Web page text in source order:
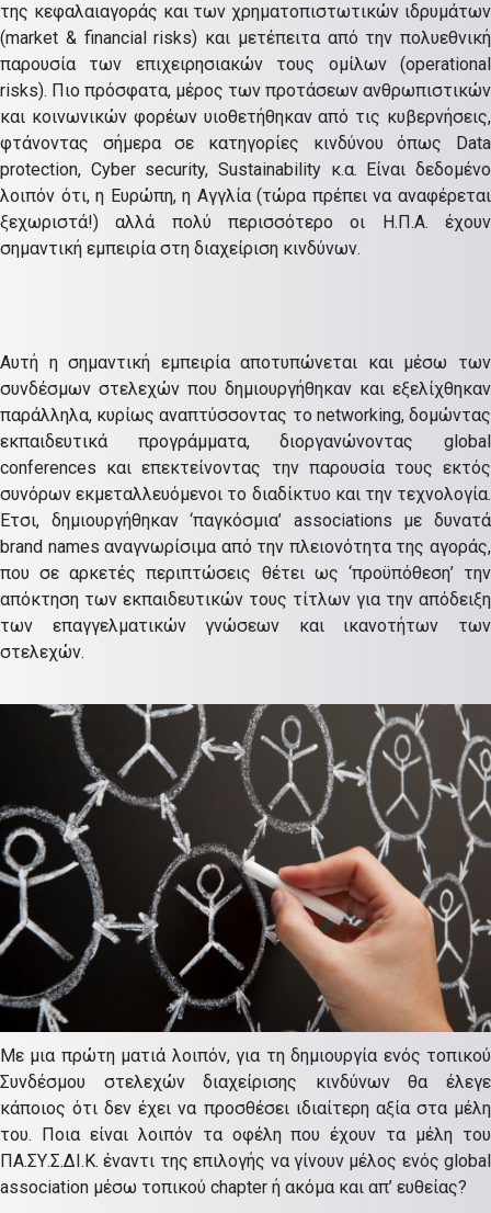
της κεφαλαιαγοράς και των χρηματοπιστωτικών ιδρυμάτων
(market & financial risks) και μετέπειτα από την πολυεθνική
παρουσία των επιχειρησιακών τους ομίλων (operational
risks). Πιο πρόσφατα, μέρος των προτάσεων ανθρωπιστικών
και κοινωνικών φορέων υιοθετήθηκαν από τις κυβερνήσεις,
φτάνοντας σήμερα σε κατηγορίες κινδύνου όπως Data
protection, Cyber security, Sustainability κ.α. Είναι δεδομένο
λοιπόν ότι, η Ευρώπη, η Αγγλία (τώρα πρέπει να αναφέρεται
ξεχωριστά!) αλλά πολύ περισσότερο οι Η.Π.Α. έχουν
σημαντική εμπειρία στη διαχείριση κινδύνων.
Αυτή η σημαντική εμπειρία αποτυπώνεται και μέσω των
συνδέσμων στελεχών που δημιουργήθηκαν και εξελίχθηκαν
παράλληλα, κυρίως αναπτύσσοντας το networking, δομώντας
εκπαιδευτικά προγράμματα, διοργανώνοντας global
conferences και επεκτείνοντας την παρουσία τους εκτός
συνόρων εκμεταλλευόμενοι το διαδίκτυο και την τεχνολογία.
Έτσι, δημιουργήθηκαν ‘παγκόσμια’ associations με δυνατά
brand names αναγνωρίσιμα από την πλειονότητα της αγοράς,
που σε αρκετές περιπτώσεις θέτει ως ‘προϋπόθεση’ την
απόκτηση των εκπαιδευτικών τους τίτλων για την απόδειξη
των επαγγελματικών γνώσεων και ικανοτήτων των
στελεχών.
Με μια πρώτη ματιά λοιπόν, για τη δημιουργία ενός τοπικού
Συνδέσμου στελεχών διαχείρισης κινδύνων θα έλεγε
κάποιος ότι δεν έχει να προσθέσει ιδιαίτερη αξία στα μέλη
του. Ποια είναι λοιπόν τα οφέλη που έχουν τα μέλη του
ΠΑ.ΣΥ.Σ.ΔΙ.Κ. έναντι της επιλογής να γίνουν μέλος ενός global
association μέσω τοπικού chapter ή ακόμα και απ’ ευθείας?